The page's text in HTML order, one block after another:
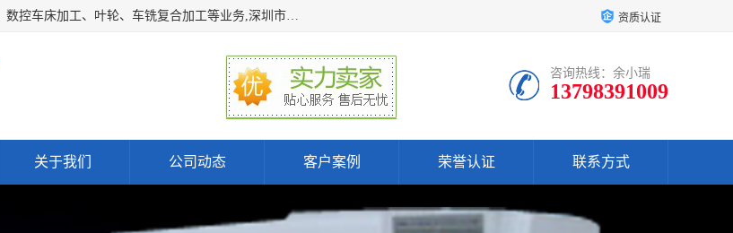
深圳市宝安区石岩瑞鑫五金制品厂主要经营丝杆加工、恒压阀、长轴加工、数控车床加工、叶轮、车铣复合加工等业务,深圳市宝安区石岩瑞鑫五金制品厂产品广泛应用于按摩椅、各类阀门、电机等石化类、机械类产品. 资质认证
咨询热线：余小瑞
13798391009
关于我们 公司动态 客户案例 荣誉认证 联系方式